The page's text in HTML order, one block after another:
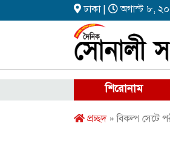
ঢাকা | অগাস্ট ৮,
শিরোনাম
প্রচ্ছদ» বিকল্প সেটে